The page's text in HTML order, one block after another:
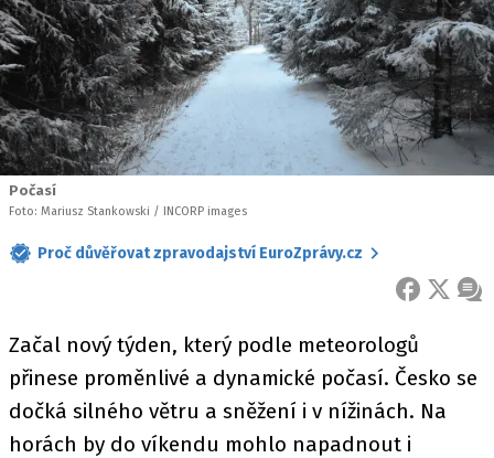
Počasí
Foto: Mariusz Stankowski / INCORP images
Proč důvěřovat zpravodajství EuroZprávy.cz
FACEBOOK
X
Začal nový týden, který podle meteorologů
přinese proměnlivé a dynamické počasí. Česko se
dočká silného větru a sněžení i v nížinách. Na
horách by do víkendu mohlo napadnout i